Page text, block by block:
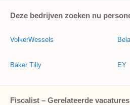
Deze bedrijven zoeken nu
VolkerWessels
Baker Tilly EY
Fiscalist – Gerelateerde